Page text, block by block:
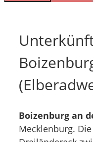
Boizenburg an
Mecklenburg.